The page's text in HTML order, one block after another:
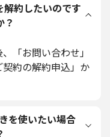
解約したいのです
？
「お問い合わせ」
約の解約申込」か
を使いたい場合